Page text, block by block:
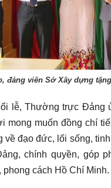
đảng viên Sở Xây dựng
lễ, Thường trực Đảng
mong muốn đồng chí
về đạo đức, lối sống,
chính quyền, góp
cách Hồ Chí Minh.